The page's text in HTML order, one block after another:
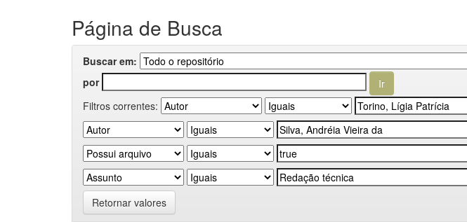
Página de Busca
Buscar em:
por
Filtros correntes:
Retornar valores